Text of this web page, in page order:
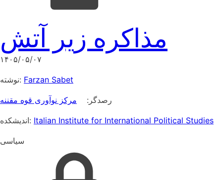
مذاکره زیر آتش
۱۴۰۵/۰۵/۰۷
نوشته: Farzan Sabet
رصدگر: مرکز نوآوری قوه مقننه
اندیشکده: Italian Institute for International Political Studies
سیاسی